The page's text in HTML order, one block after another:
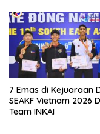
7 Emas di Kejuaraan
SEAKF Vietnam 2026
Team INKAI